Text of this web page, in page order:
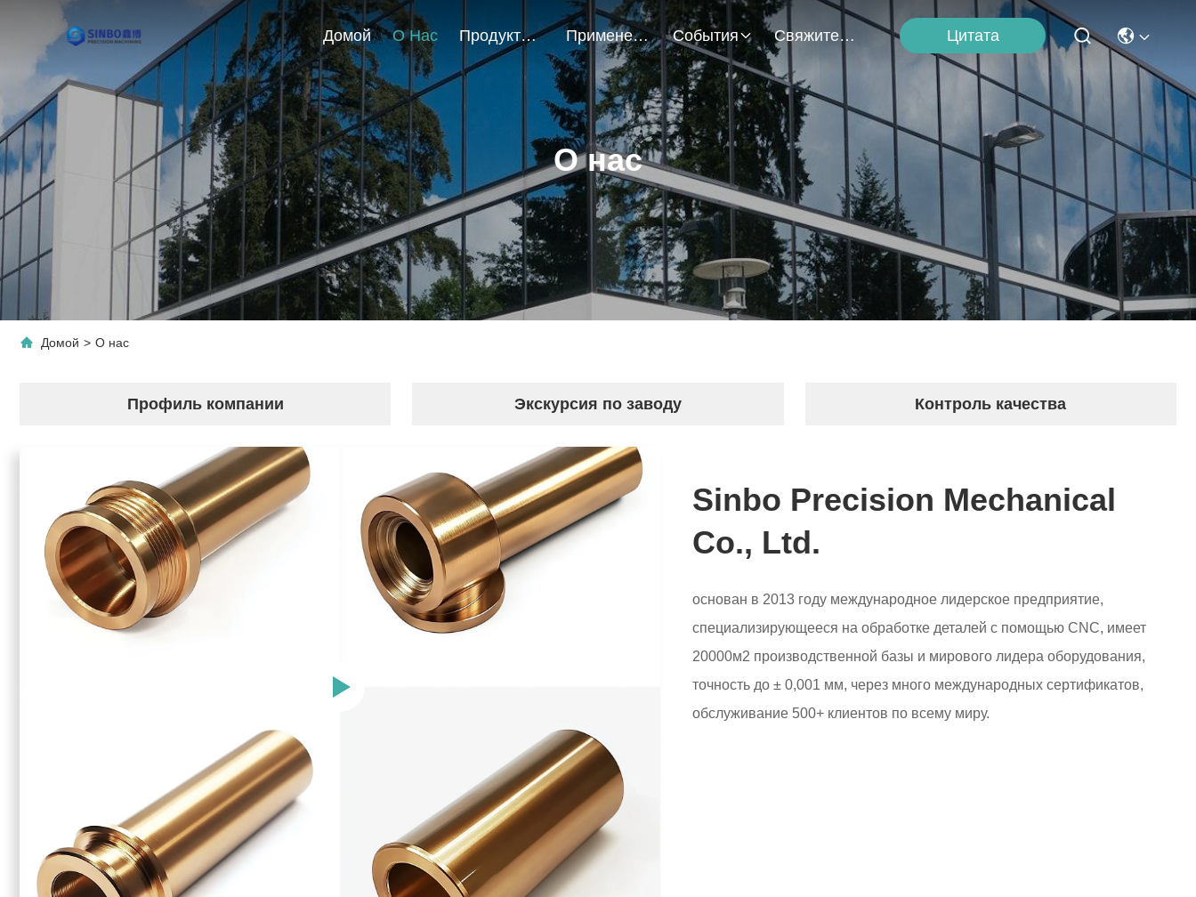
Домой О Нас Продукты Применение События Свяжитесь С Нами Цитата
О нас
Домой > О нас
Профиль компании Экскурсия по заводу Контроль качества
Sinbo Precision Mechanical
Co., Ltd.
основан в 2013 году международное лидерское предприятие,
специализирующееся на обработке деталей с помощью CNC, имеет
20000м2 производственной базы и мирового лидера оборудования,
точность до ± 0,001 мм, через много международных сертификатов,
обслуживание 500+ клиентов по всему миру.